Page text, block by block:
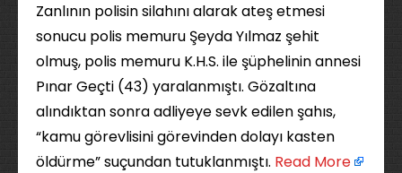
Zanlının polisin silahını alarak ateş etmesi
sonucu polis memuru Şeyda Yılmaz şehit
olmuş, polis memuru K.H.S. ile şüphelinin annesi
Pınar Geçti (43) yaralanmıştı. Gözaltına
alındıktan sonra adliyeye sevk edilen şahıs,
“kamu görevlisini görevinden dolayı kasten
öldürme” suçundan tutuklanmıştı. ​ Read More